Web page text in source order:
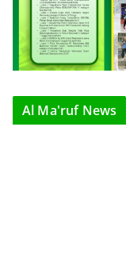
Al Ma'ruf News